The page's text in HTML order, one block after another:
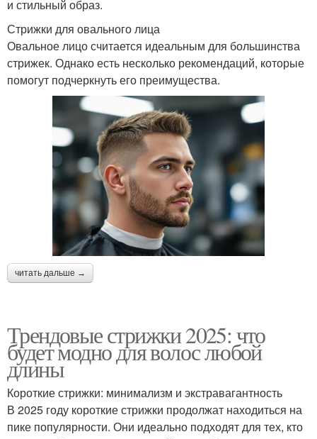
и стильный образ.
Стрижки для овального лица
Овальное лицо считается идеальным для большинства
стрижек. Однако есть несколько рекомендаций, которые
помогут подчеркнуть его преимущества.
читать дальше →
Трендовые стрижки 2025: что
будет модно для волос любой
длины
Короткие стрижки: минимализм и экстравагантность
В 2025 году короткие стрижки продолжат находиться на
пике популярности. Они идеально подходят для тех, кто